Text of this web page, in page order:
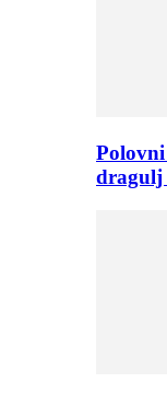
dragulj